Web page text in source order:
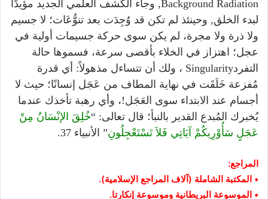
Background Radiation, وجاء الكشف العلمي الجديد مؤيدًا
لبدء الخلق, وحينئذ لم تكن قد وُجِدَت بعد تنوُّعَات؛ لا جسيم
ولا ذرة ولا مجرة، لم يكن سوى حركة جسيمات أولية في
عجل؛ اهتزاز في الخلاء بأقصى سرعة، فسموها حالة
التفردSingularity ، ولك أن تتساءل مذهولاً: أي قدرة
مُفزعة خَلَقَت في نهاية المطاف من عَجَل إنسانًا؛ حيث لا
أجسام عند الابتداء سوى العَجَل!، وأي رهبة تأخذك عندما
يُخبرك المُبدع القدير بالنبأ؛ قال تعالى: “خُلِقَ الإنْسَانُ مِنْ
عَجَلٍ سَأُوْرِيكُمْ آيَاتِي فَلاَ تَسْتَعْجِلُونِ” الأنبياء 37.
المراجع:
• المكتبة الشاملة (آلاف المراجع الإسلامية).
• الموسوعة البريطانية وموسوعة إنكارتا.